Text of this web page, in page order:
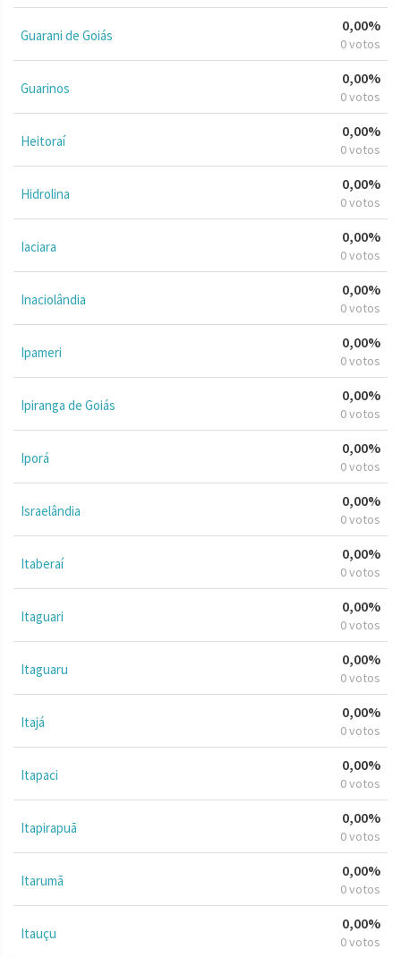
Guarani de Goiás
0,00%
0 votos
Guarinos
0,00%
0 votos
Heitoraí
0,00%
0 votos
Hidrolina
0,00%
0 votos
Iaciara
0,00%
0 votos
Inaciolândia
0,00%
0 votos
Ipameri
0,00%
0 votos
Ipiranga de Goiás
0,00%
0 votos
Iporá
0,00%
0 votos
Israelândia
0,00%
0 votos
Itaberaí
0,00%
0 votos
Itaguari
0,00%
0 votos
Itaguaru
0,00%
0 votos
Itajá
0,00%
0 votos
Itapaci
0,00%
0 votos
Itapirapuã
0,00%
0 votos
Itarumã
0,00%
0 votos
Itauçu
0,00%
0 votos